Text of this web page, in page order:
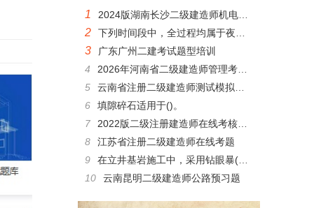
1 2024版湖南长沙二级建造师机电科目电子题库
2 下列时间段中，全过程均属于夜间施工时段的有()。
3
广东广州二建考试题型培训
4
2026年河南省二级建造师管理考前做题
5
云南省注册二级建造师测试模拟习题
6
填隙碎石适用于()。
7
2022版二级注册建造师在线考核模拟试题
8
江苏省注册二级建造师在线考题
9
在立井基岩施工中，采用钻眼暴(同音字)破法施工的主要工序包括()。
10
云南昆明二级建造师公路预习题